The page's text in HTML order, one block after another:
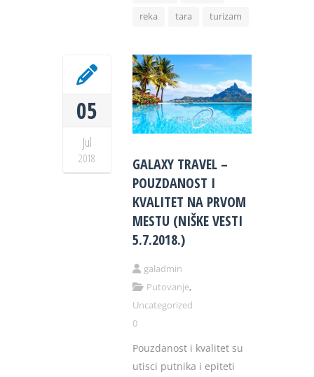
reka
tara turizam
05
Jul
2018
GALAXY TRAVEL –
POUZDANOST I
KVALITET NA PRVOM
MESTU (NIŠKE VESTI
5.7.2018.)
galadmin
Putovanje,
Uncategorized
0
Pouzdanost i kvalitet su
utisci putnika i epiteti